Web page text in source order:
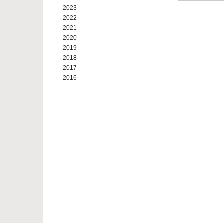
2023
2022
2021
2020
2019
2018
2017
2016